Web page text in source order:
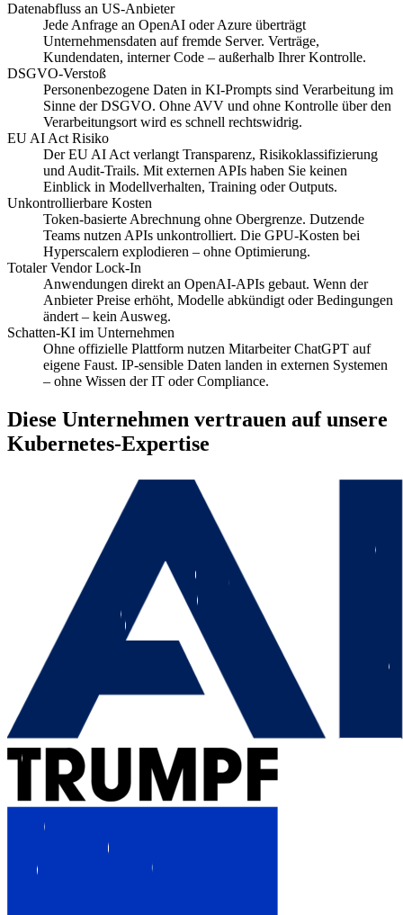
Datenabfluss an US-Anbieter
Jede Anfrage an OpenAI oder Azure überträgt
Unternehmensdaten auf fremde Server. Verträge,
Kundendaten, interner Code – außerhalb Ihrer Kontrolle.
DSGVO-Verstoß
Personenbezogene Daten in KI-Prompts sind Verarbeitung im
Sinne der DSGVO. Ohne AVV und ohne Kontrolle über den
Verarbeitungsort wird es schnell rechtswidrig.
EU AI Act Risiko
Der EU AI Act verlangt Transparenz, Risikoklassifizierung
und Audit-Trails. Mit externen APIs haben Sie keinen
Einblick in Modellverhalten, Training oder Outputs.
Unkontrollierbare Kosten
Token-basierte Abrechnung ohne Obergrenze. Dutzende
Teams nutzen APIs unkontrolliert. Die GPU-Kosten bei
Hyperscalern explodieren – ohne Optimierung.
Totaler Vendor Lock-In
Anwendungen direkt an OpenAI-APIs gebaut. Wenn der
Anbieter Preise erhöht, Modelle abkündigt oder Bedingungen
ändert – kein Ausweg.
Schatten-KI im Unternehmen
Ohne offizielle Plattform nutzen Mitarbeiter ChatGPT auf
eigene Faust. IP-sensible Daten landen in externen Systemen
– ohne Wissen der IT oder Compliance.
Diese Unternehmen vertrauen auf unsere
Kubernetes-Expertise